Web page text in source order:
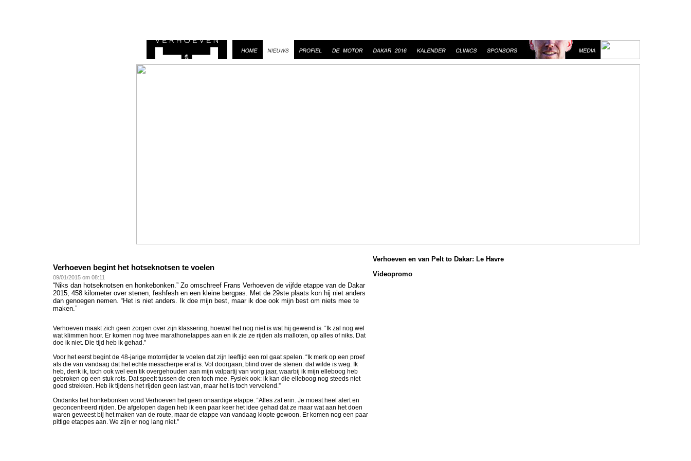
Verhoeven begint het hotseknotsen te voelen
09/01/2015 om 08:11
“Niks dan hotseknotsen en honkebonken.” Zo omschreef Frans Verhoeven de vijfde etappe van de Dakar
2015; 458 kilometer over stenen, feshfesh en een kleine bergpas. Met de 29ste plaats kon hij niet anders
dan genoegen nemen. “Het is niet anders. Ik doe mijn best, maar ik doe ook mijn best om niets mee te
maken.”
Verhoeven maakt zich geen zorgen over zijn klassering, hoewel het nog niet is wat hij gewend is. “Ik zal nog wel
wat klimmen hoor. Er komen nog twee marathonetappes aan en ik zie ze rijden als malloten, op alles of niks. Dat
doe ik niet. Die tijd heb ik gehad.”
Voor het eerst begint de 48-jarige motorrijder te voelen dat zijn leeftijd een rol gaat spelen. “Ik merk op een proef
als die van vandaag dat het echte messcherpe eraf is. Vol doorgaan, blind over de stenen: dat wilde is weg. Ik
heb, denk ik, toch ook wel een tik overgehouden aan mijn valpartij van vorig jaar, waarbij ik mijn elleboog heb
gebroken op een stuk rots. Dat speelt tussen de oren toch mee. Fysiek ook: ik kan die elleboog nog steeds niet
goed strekken. Heb ik tijdens het rijden geen last van, maar het is toch vervelend.”
Ondanks het honkebonken vond Verhoeven het geen onaardige etappe. “Alles zat erin. Je moest heel alert en
geconcentreerd rijden. De afgelopen dagen heb ik een paar keer het idee gehad dat ze maar wat aan het doen
waren geweest bij het maken van de route, maar de etappe van vandaag klopte gewoon. Er komen nog een paar
pittige etappes aan. We zijn er nog lang niet.”
Verhoeven en van Pelt to Dakar: Le Havre
Videopromo